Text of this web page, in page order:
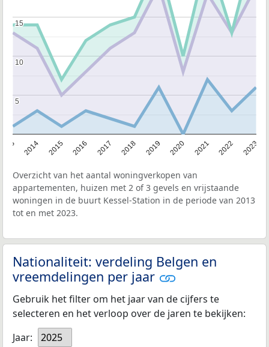
2014 2015 2016 2017 2018 2019 2020 2021 2022 2023
5
5
10
10
15
15
Overzicht van het aantal woningverkopen van
appartementen, huizen met 2 of 3 gevels en vrijstaande
woningen in de buurt Kessel-Station in de periode van 2013
tot en met 2023.
Nationaliteit: verdeling Belgen en
vreemdelingen per jaar
Gebruik het filter om het jaar van de cijfers te
selecteren en het verloop over de jaren te bekijken:
Jaar:
2025